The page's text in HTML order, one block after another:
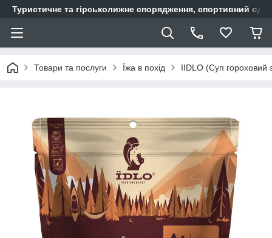
Туристичне та гірськолижне спорядження, спортивний
Товари та послуги Їжа в похід IIDLO (Суп гороховий